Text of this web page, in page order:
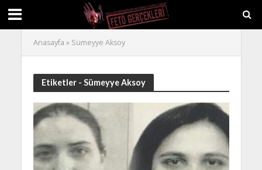
Anasayfa » Sümeyye Aksoy
Etiketler - Sümeyye Aksoy